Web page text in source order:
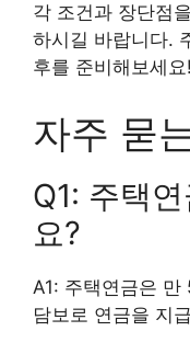
각 조건과 장단점
하시길 바랍니다.
후를 준비해보세요!
자주 묻
Q1: 주택
요?
A1: 주택연금은
담보로 연금을 지